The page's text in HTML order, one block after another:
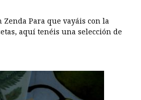
Zenda Para que vayáis con la
aquí tenéis una selección de